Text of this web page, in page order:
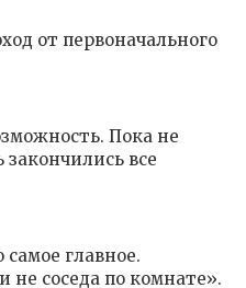
от первоначального
Пока не
закончились все
самое главное.
не соседа по комнате».